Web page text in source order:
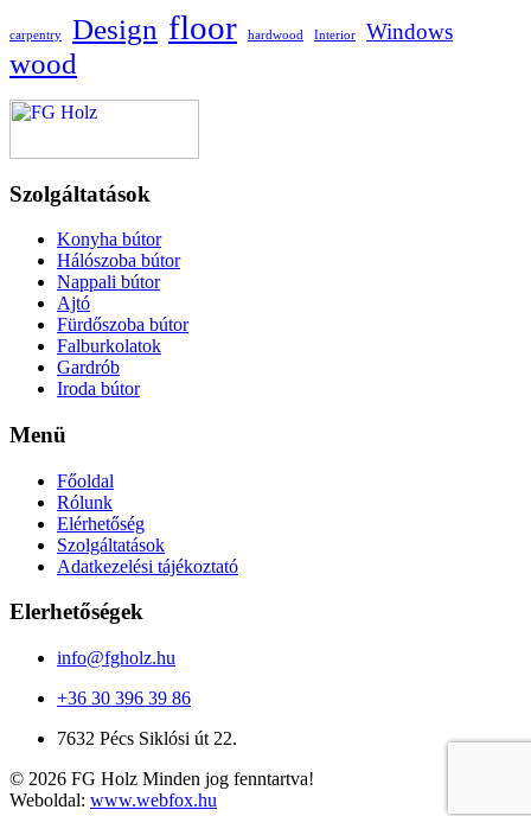
carpentry Design floor hardwood Interior Windows
wood
Szolgáltatások
Konyha bútor
Hálószoba bútor
Nappali bútor
Ajtó
Fürdőszoba bútor
Falburkolatok
Gardrób
Iroda bútor
Menü
Főoldal
Rólunk
Elérhetőség
Szolgáltatások
Adatkezelési tájékoztató
Elerhetőségek
info@fgholz.hu
+36 30 396 39 86
7632 Pécs Siklósi út 22.
© 2026 FG Holz Minden jog fenntartva!
Weboldal: www.webfox.hu